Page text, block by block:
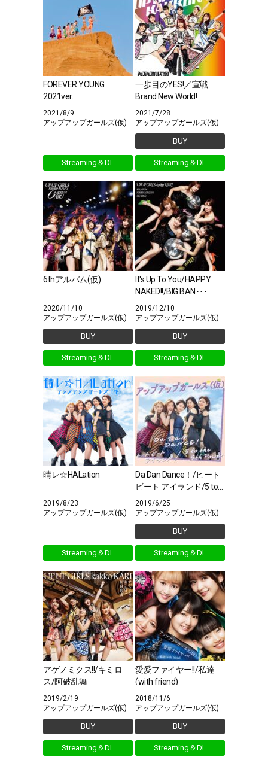
FOREVER YOUNG
2021ver.
2021/8/9
アップアップガールズ(仮)
Streaming＆DL
一歩目のYES!／宣戦
Brand New World!
2021/7/28
アップアップガールズ(仮)
BUY
Streaming＆DL
6thアルバム(仮)
2020/11/10
アップアップガールズ(仮)
BUY
Streaming＆DL
It's Up To You/HAPPY
NAKED!!/BIG BAN･･･
2019/12/10
アップアップガールズ(仮)
BUY
Streaming＆DL
晴レ☆HALation
2019/8/23
アップアップガールズ(仮)
Streaming＆DL
Da Dan Dance！/ヒート
ビート アイランド/5 to
the･･･
2019/6/25
アップアップガールズ(仮)
BUY
Streaming＆DL
アゲノミクス!!/キミロ
ス/阿破乱舞
2019/2/19
アップアップガールズ(仮)
BUY
Streaming＆DL
愛愛ファイヤー!!/私達
(with friend)
2018/11/6
アップアップガールズ(仮)
BUY
Streaming＆DL